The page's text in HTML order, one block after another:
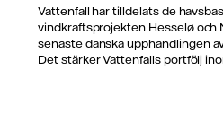
Vattenfall har tilldelats de
vindkraftsprojekten Hesselø och
senaste danska upphandlingen
Det stärker Vattenfalls portfölj